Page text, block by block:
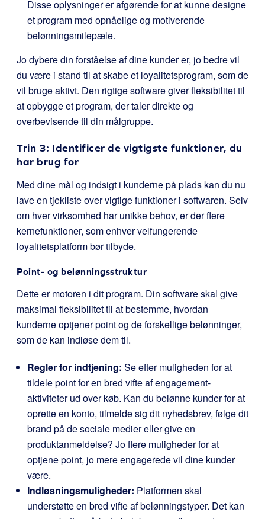
Disse oplysninger er afgørende for at kunne designe
et program med opnåelige og motiverende
belønningsmilepæle.
Jo dybere din forståelse af dine kunder er, jo bedre vil
du være i stand til at skabe et loyalitetsprogram, som de
vil bruge aktivt. Den rigtige software giver fleksibilitet til
at opbygge et program, der taler direkte og
overbevisende til din målgruppe.
Trin 3: Identificer de vigtigste funktioner, du
har brug for
Med dine mål og indsigt i kunderne på plads kan du nu
lave en tjekliste over vigtige funktioner i softwaren. Selv
om hver virksomhed har unikke behov, er der flere
kernefunktioner, som enhver velfungerende
loyalitetsplatform bør tilbyde.
Point- og belønningsstruktur
Dette er motoren i dit program. Din software skal give
maksimal fleksibilitet til at bestemme, hvordan
kunderne optjener point og de forskellige belønninger,
som de kan indløse dem til.
Regler for indtjening: Se efter muligheden for at
tildele point for en bred vifte af engagement-
aktiviteter ud over køb. Kan du belønne kunder for at
oprette en konto, tilmelde sig dit nyhedsbrev, følge dit
brand på de sociale medier eller give en
produktanmeldelse? Jo flere muligheder for at
optjene point, jo mere engagerede vil dine kunder
være.
Indløsningsmuligheder: Platformen skal
understøtte en bred vifte af belønningstyper. Det kan